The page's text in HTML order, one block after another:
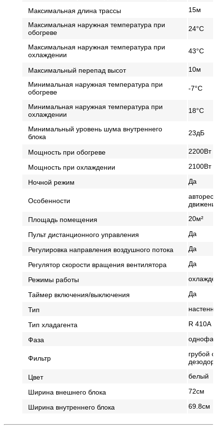
Максимальная длина трассы
15м
Максимальная наружная температура при
обогреве
24°С
Максимальная наружная температура при
охлаждении
43°С
Максимальный перепад высот
10м
Минимальная наружная температура при
обогреве
-7°С
Минимальная наружная температура при
охлаждении
18°С
Минимальный уровень шума внутреннего
блока
23дБ
Мощность при обогреве 2200Вт
Мощность при охлаждении 2100Вт
Ночной режим Да
Особенности
Площадь помещения
20м²
Пульт дистанционного управления Да
Регулировка направления воздушного потока Да
Регулятор скорости вращения вентилятора Да
Режимы работы
Таймер включения/выключения Да
Тип
Тип хладагента R 410A
Фаза
Фильтр
грубой
Цвет
белый
Ширина внешнего блока 72см
Ширина внутреннего блока 69.8см